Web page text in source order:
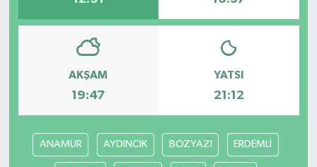
AKŞAM
19:47
YATSI
21:12
ANAMUR AYDINCIK BOZYAZI ERDEMLİ